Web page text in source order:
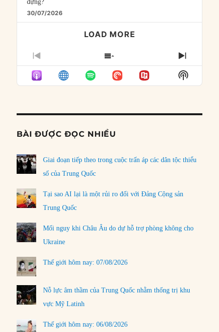
đựng?
30/07/2026
LOAD MORE
PREVIOUS
EPISODE
SHOW
EPISODES
LIST
NEXT
Show
Podcast
BÀI ĐƯỢC ĐỌC NHIỀU
Giai đoạn tiếp theo trong cuộc trấn áp các dân tộc thiểu
số của Trung Quốc
Tại sao AI lại là một rủi ro đối với Đảng Cộng sản
Trung Quốc
Mối nguy khi Châu Âu do dự hỗ trợ phòng không cho
Ukraine
Thế giới hôm nay: 07/08/2026
Nỗ lực âm thầm của Trung Quốc nhằm thống trị khu
vực Mỹ Latinh
Thế giới hôm nay: 06/08/2026